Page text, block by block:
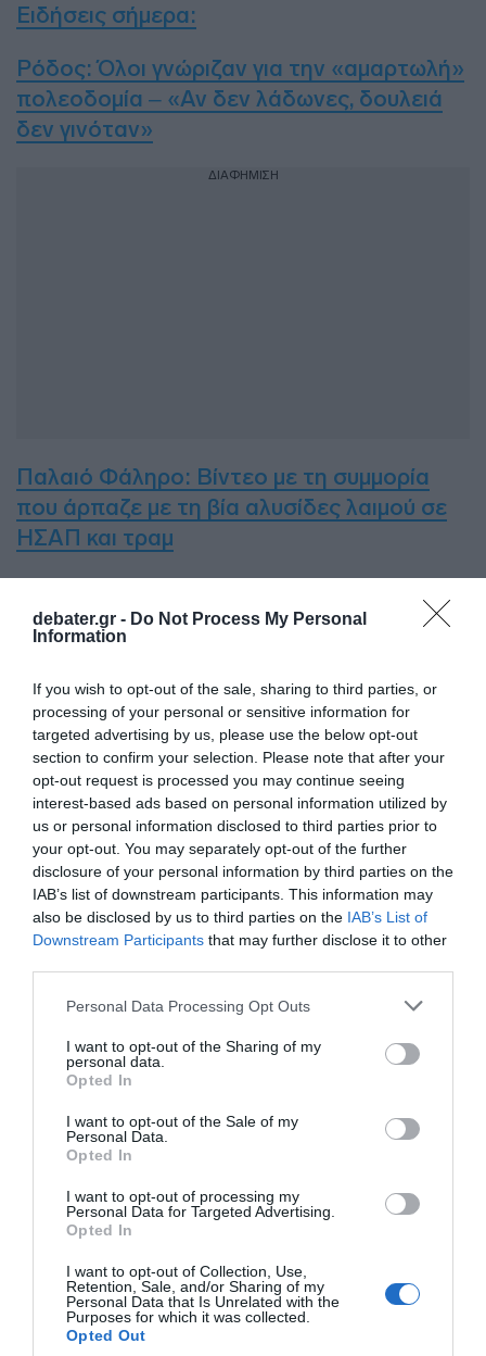
debater.gr - Do Not Process My Personal
Information
If you wish to opt-out of the sale, sharing to third parties, or
processing of your personal or sensitive information for
targeted advertising by us, please use the below opt-out
section to confirm your selection. Please note that after your
opt-out request is processed you may continue seeing
interest-based ads based on personal information utilized by
us or personal information disclosed to third parties prior to
your opt-out. You may separately opt-out of the further
disclosure of your personal information by third parties on the
IAB’s list of downstream participants. This information may
also be disclosed by us to third parties on the IAB’s List of
Downstream Participants that may further disclose it to other
Please note that this website/app uses one or more Google
not limited to your visit or usage behaviour. You may click to
grant or deny consent to Google and its third-party tags to
use your data for below specified purposes in below Google
consent section.
Personal Data Processing Opt Outs
I want to opt-out of the Sharing of my
personal data.
Opted In
I want to opt-out of the Sale of my
Personal Data.
Opted In
I want to opt-out of processing my
Personal Data for Targeted Advertising.
Opted In
I want to opt-out of Collection, Use,
Retention, Sale, and/or Sharing of my
Personal Data that Is Unrelated with the
Purposes for which it was collected.
Opted Out
Ειδήσεις σήμερα:
Ρόδος: Όλοι γνώριζαν για την «αμαρτωλή»
πολεοδομία – «Αν δεν λάδωνες, δουλειά
δεν γινόταν»
ΔΙΑΦΗΜΙΣΗ
Παλαιό Φάληρο: Βίντεο με τη συμμορία
που άρπαζε με τη βία αλυσίδες λαιμού σε
ΗΣΑΠ και τραμ
Προσθήκη ως προτεινόμενη
πηγή στην Google
Ακολούθησε το debater.gr στοGoogle News
και μάθετε πρώτοι όλες τις ειδήσεις
Share Tweet
ΑΝΤΙΓΟΝΗ ΚΟΥΛΟΥΚΑΚΟΥ ΒΡΑΔΙΝΗ ΕΞΟΔΟΣ
ΗΘΟΠΟΙΟΙ
ΔΙΑΦΗΜΙΣΗ